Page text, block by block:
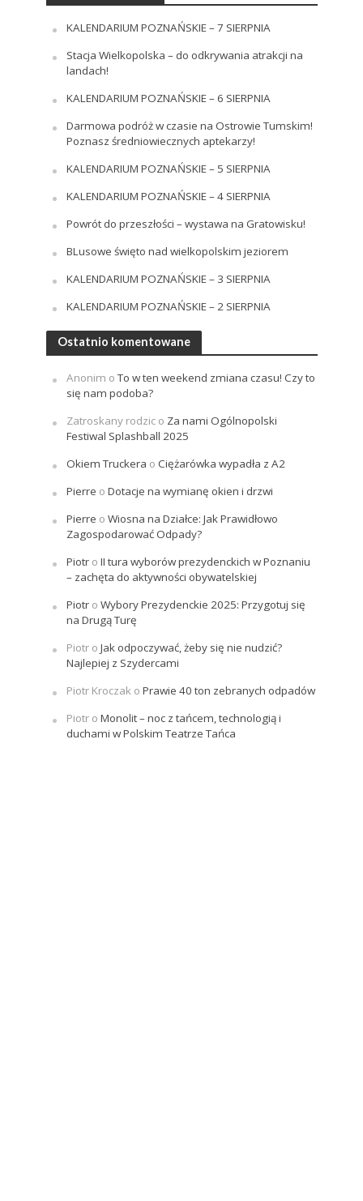
KALENDARIUM POZNAŃSKIE – 7 SIERPNIA
Stacja Wielkopolska – do odkrywania atrakcji na
landach!
KALENDARIUM POZNAŃSKIE – 6 SIERPNIA
Darmowa podróż w czasie na Ostrowie Tumskim!
Poznasz średniowiecznych aptekarzy!
KALENDARIUM POZNAŃSKIE – 5 SIERPNIA
KALENDARIUM POZNAŃSKIE – 4 SIERPNIA
Powrót do przeszłości – wystawa na Gratowisku!
BLusowe święto nad wielkopolskim jeziorem
KALENDARIUM POZNAŃSKIE – 3 SIERPNIA
KALENDARIUM POZNAŃSKIE – 2 SIERPNIA
Ostatnio komentowane
Anonim oTo w ten weekend zmiana czasu! Czy to
się nam podoba?
Zatroskany rodzico Za nami Ogólnopolski
Festiwal Splashball 2025
Okiem Truckera o Ciężarówka wypadła z A2
Pierre o Dotacje na wymianę okien i drzwi
Pierre o Wiosna na Działce: Jak Prawidłowo
Zagospodarować Odpady?
Piotro II tura wyborów prezydenckich w Poznaniu
– zachęta do aktywności obywatelskiej
Piotro Wybory Prezydenckie 2025: Przygotuj się
na Drugą Turę
Piotro Jak odpoczywać, żeby się nie nudzić?
Najlepiej z Szydercami
Piotr Kroczako Prawie 40 ton zebranych odpadów
Piotro Monolit – noc z tańcem, technologią i
duchami w Polskim Teatrze Tańca